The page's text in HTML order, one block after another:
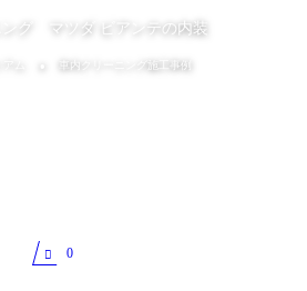
ング マツダ ビアンテの内装
車内クリーニング施工事例
0